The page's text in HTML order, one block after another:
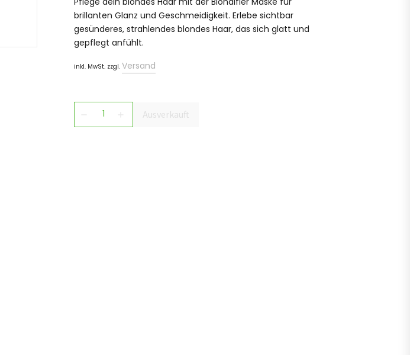
brillanten Glanz und Geschmeidigkeit. Erlebe sichtbar
gesünderes, strahlendes blondes Haar, das sich glatt und
gepflegt anfühlt.
inkl. MwSt. zzgl. Versand
Ausverkauft